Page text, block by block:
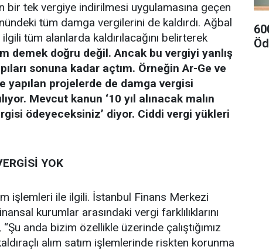
bir tek vergiye indirilmesi uygulamasına geçen
tüm damga vergilerini de kaldırdı. Ağbal
tüm alanlarda kaldırılacağını belirterek
demek doğru değil. Ancak bu vergiyi yanlış
sonuna kadar açtım. Örneğin Ar-Ge ve
projelerde de damga vergisi
Mevcut kanun ‘10 yıl alınacak malın
ödeyeceksiniz’ diyor. Ciddi vergi yükleri
YOK
işlemleri ile ilgili. İstanbul Finans Merkezi
kurumlar arasındaki vergi farklılıklarını
anda bizim özellikle üzerinde çalıştığımız
alım satım işlemlerinde riskten korunma